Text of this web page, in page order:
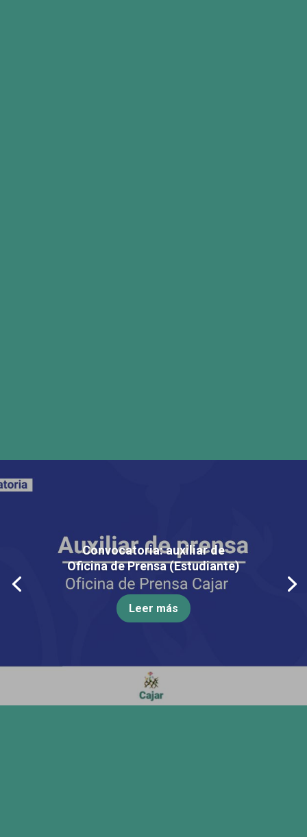
Convocatoria: auxiliar de
Oficina de Prensa (Estudiante)
Leer más